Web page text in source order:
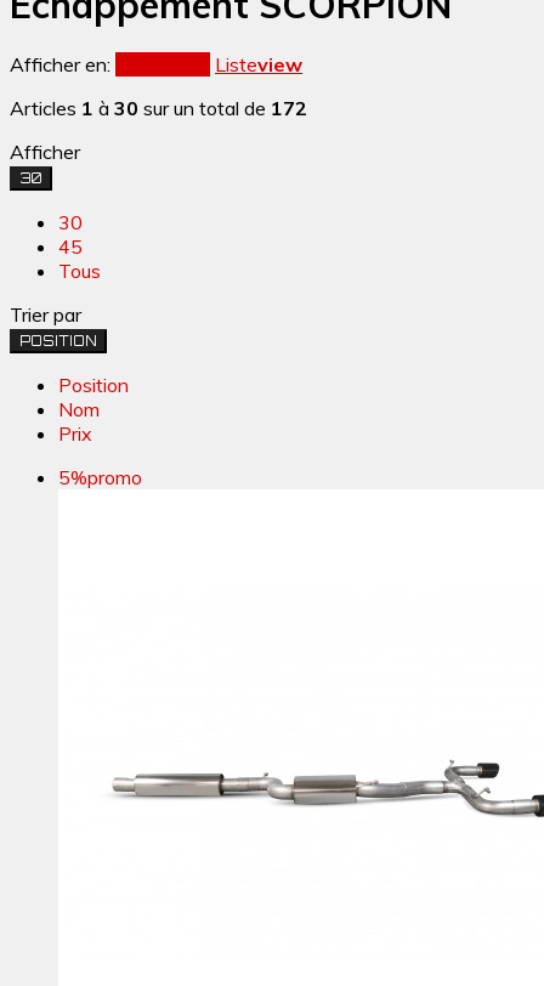
Afficher en: Listeview
Articles 1 à 30 sur un total de 172
Afficher
30
30
45
Tous
Trier par
POSITION
Position
Nom
Prix
5%promo